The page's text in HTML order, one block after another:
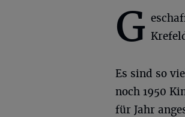
G
Es sind so
noch 1950
für Jahr